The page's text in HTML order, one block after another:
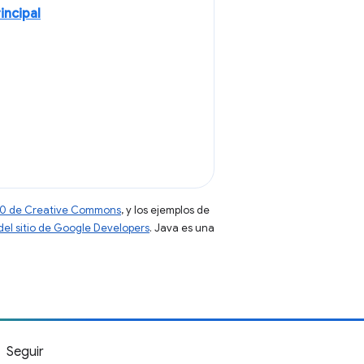
de Creative Commons, y los ejemplos de
sitio de Google Developers. Java es una
Seguir